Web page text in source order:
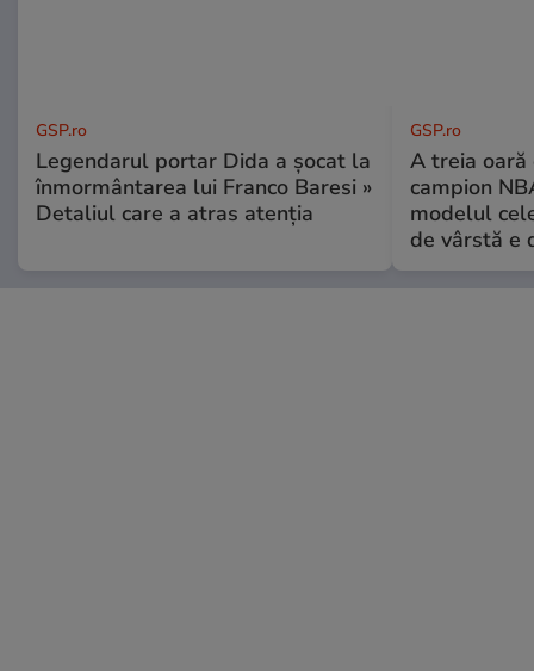
GSP.ro
Legendarul portar Dida a șocat la
înmormântarea lui Franco Baresi »
Detaliul care a atras atenția
GSP.ro
A treia oară
campion
modelul
de vârstă e